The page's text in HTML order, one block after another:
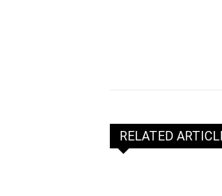
RELATED